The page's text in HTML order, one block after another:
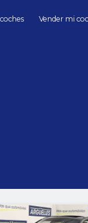
Vender mi